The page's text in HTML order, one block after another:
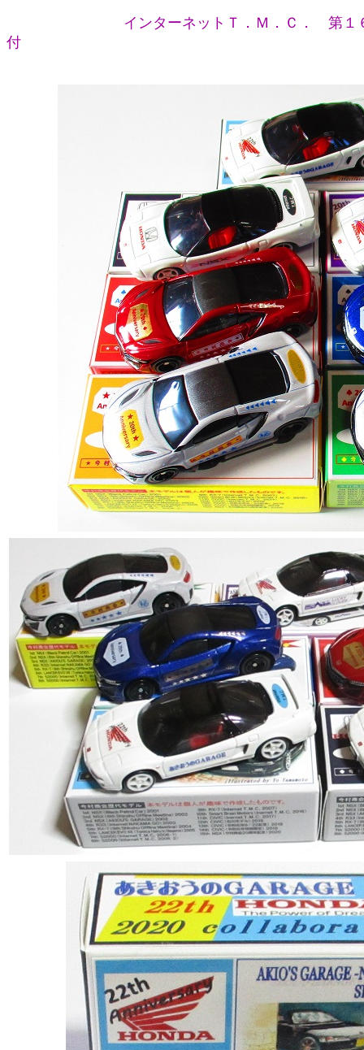
インターネットＴ．Ｍ．Ｃ． 第
付